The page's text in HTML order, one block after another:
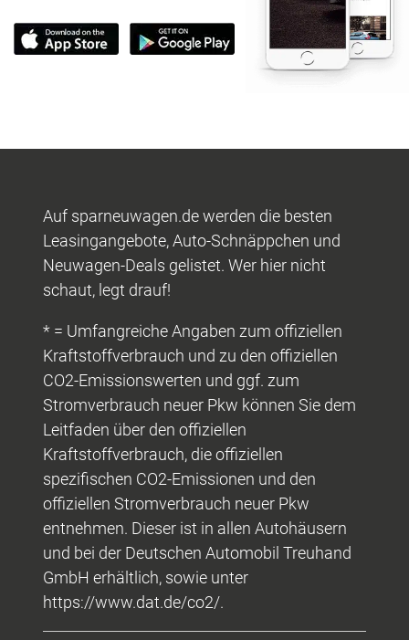
Auf sparneuwagen.de werden die besten
Leasingangebote, Auto-Schnäppchen und
Neuwagen-Deals gelistet. Wer hier nicht
schaut, legt drauf!
* = Umfangreiche Angaben zum offiziellen
Kraftstoffverbrauch und zu den offiziellen
CO2-Emissionswerten und ggf. zum
Stromverbrauch neuer Pkw können Sie dem
Leitfaden über den offiziellen
Kraftstoffverbrauch, die offiziellen
spezifischen CO2-Emissionen und den
offiziellen Stromverbrauch neuer Pkw
entnehmen. Dieser ist in allen Autohäusern
und bei der Deutschen Automobil Treuhand
GmbH erhältlich, sowie unter
https://www.dat.de/co2/.